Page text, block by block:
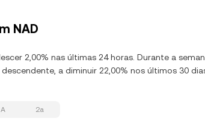
NAD
2,00% nas últimas 24 horas. Durante a
a diminuir 22,00% nos últimos 30
2a